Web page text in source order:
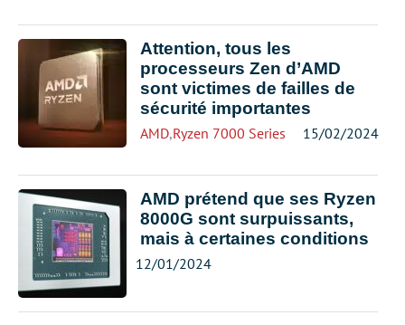
Attention, tous les
processeurs Zen d’AMD
sont victimes de failles de
sécurité importantes
AMD,Ryzen 7000 Series 15/02/2024
AMD prétend que ses Ryzen
8000G sont surpuissants,
mais à certaines conditions
12/01/2024